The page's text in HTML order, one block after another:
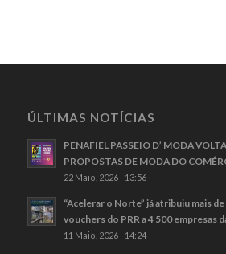
ÚLTIMAS NOTÍCIAS
PENAFIEL PASSEIO D’ MODA
PROPOSTAS DE MODA DO
22 Maio, 2026 - 13:56
“Acelerar o Norte” já atribuiu mais
vouchers do PRR a 4 500 empresas
11 Maio, 2026 - 14:24